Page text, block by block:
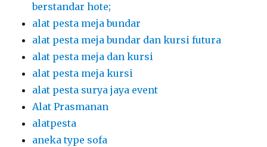
berstandar hote;
alat pesta meja bundar
alat pesta meja bundar dan kursi futura
alat pesta meja dan kursi
alat pesta meja kursi
alat pesta surya jaya event
Alat Prasmanan
alatpesta
aneka type sofa